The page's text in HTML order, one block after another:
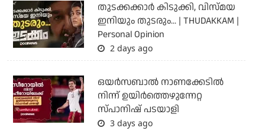
തുടക്കക്കാര്‍ കിടുക്കി, വിസ്മയ
ഇനിയും തുടരും... | THUDAKKAM |
Personal Opinion
2 days ago
ഒയര്‍സബാൽ നാണക്കേടിൽ
നിന്ന് ഉയിർത്തെഴുന്നേറ്റ
സ്പാനിഷ് പടയാളി
3 days ago